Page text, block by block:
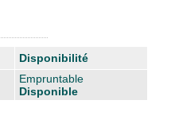
Disponibilité
Empruntable
Disponible